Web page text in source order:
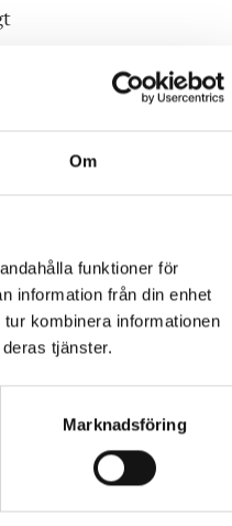
Om
funktioner för
information från din enhet
kombinera informationen
tjänster.
Marknadsföring